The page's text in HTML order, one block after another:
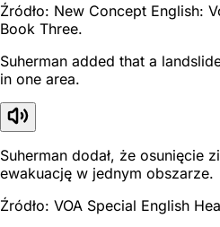
Źródło: New Concept English:
Book Three.
Suherman added that a
in one area.
Suherman dodał, że osunięcie
ewakuację w jednym obszarze.
Źródło: VOA Special English